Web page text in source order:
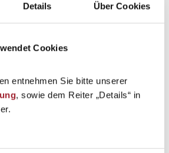
Details Über Cookies
Cookies
entnehmen Sie bitte unserer
, sowie dem Reiter „Details“ in
20. December 2024